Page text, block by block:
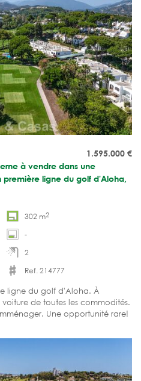
1.595.000 €
à vendre dans une
ligne du golf d'Aloha,
302 m2
-
2
Ref. 214777
ligne du golf d'Aloha. À
de toutes les commodités.
Une opportunité rare!